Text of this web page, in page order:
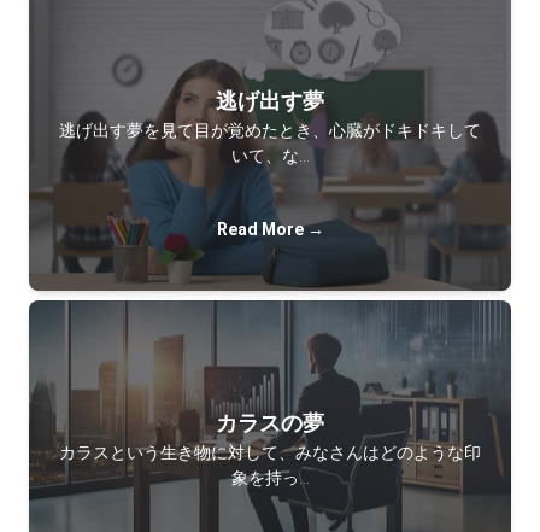
逃げ出す夢
逃げ出す夢を見て目が覚めたとき、心臓がドキドキして
いて、な…
Read More →
カラスの夢
カラスという生き物に対して、みなさんはどのような印
象を持っ…